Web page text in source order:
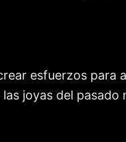
esfuerzos para
joyas del pasado